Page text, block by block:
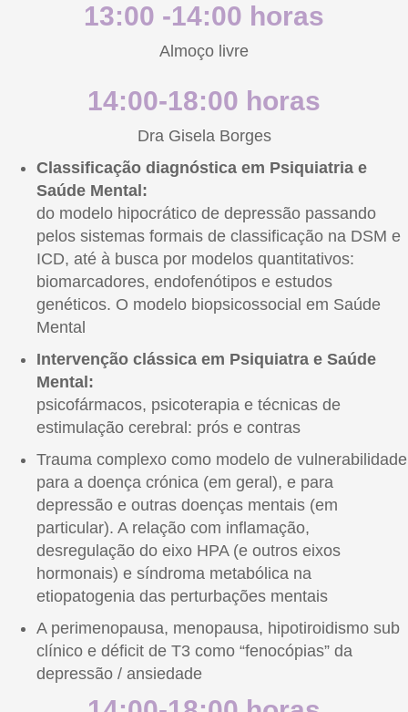
13:00 -14:00 horas
Almoço livre
14:00-18:00 horas
Dra Gisela Borges
Classificação diagnóstica em Psiquiatria e
Saúde Mental:
do modelo hipocrático de depressão passando
pelos sistemas formais de classificação na DSM e
ICD, até à busca por modelos quantitativos:
biomarcadores, endofenótipos e estudos
genéticos. O modelo biopsicossocial em Saúde
Mental
Intervenção clássica em Psiquiatra e Saúde
Mental:
psicofármacos, psicoterapia e técnicas de
estimulação cerebral: prós e contras
Trauma complexo como modelo de vulnerabilidade
para a doença crónica (em geral), e para
depressão e outras doenças mentais (em
particular). A relação com inflamação,
desregulação do eixo HPA (e outros eixos
hormonais) e síndroma metabólica na
etiopatogenia das perturbações mentais
A perimenopausa, menopausa, hipotiroidismo sub
clínico e déficit de T3 como “fenocópias” da
depressão / ansiedade